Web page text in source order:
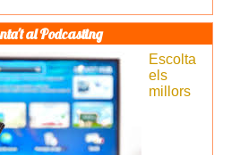
al Podcasting
Escolta
els
millors